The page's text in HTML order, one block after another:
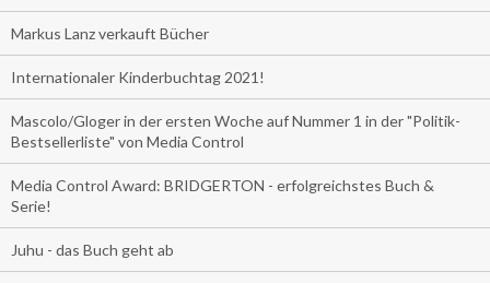
Markus Lanz verkauft Bücher
Internationaler Kinderbuchtag 2021!
Mascolo/Gloger in der ersten Woche auf Nummer 1 in der "Politik-
Bestsellerliste" von Media Control
Media Control Award: BRIDGERTON - erfolgreichstes Buch &
Serie!
Juhu - das Buch geht ab